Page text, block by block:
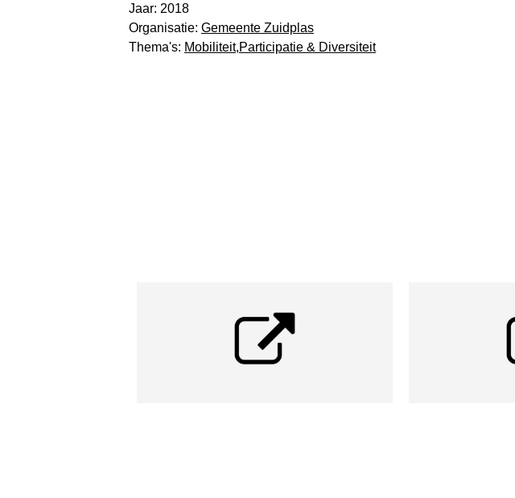
Jaar: 2018
Organisatie: Gemeente Zuidplas
Thema's: Mobiliteit,Participatie & Diversiteit